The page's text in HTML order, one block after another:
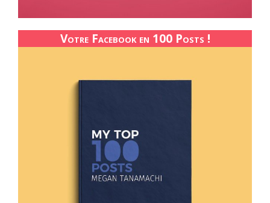
Votre Facebook en 100 Posts !